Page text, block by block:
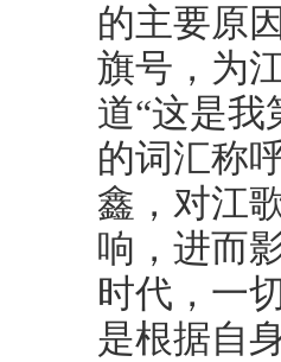
的主要原
旗号，为
道“这是我
的词汇称
鑫，对江
响，进而
时代，一
是根据自